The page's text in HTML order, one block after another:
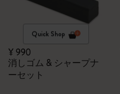
Quick Shop
¥ 990
消しゴム & シャープナ
ーセット